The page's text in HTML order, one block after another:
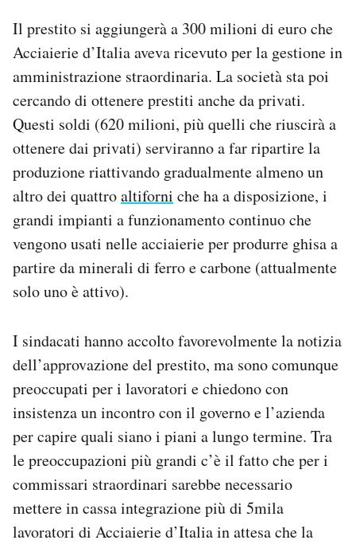
Il prestito si aggiungerà a 300 milioni di euro che
Acciaierie d’Italia aveva ricevuto per la gestione in
amministrazione straordinaria. La società sta poi
cercando di ottenere prestiti anche da privati.
Questi soldi (620 milioni, più quelli che riuscirà a
ottenere dai privati) serviranno a far ripartire la
produzione riattivando gradualmente almeno un
altro dei quattroaltiforni che ha a disposizione, i
grandi impianti a funzionamento continuo che
vengono usati nelle acciaierie per produrre ghisa a
partire da minerali di ferro e carbone (attualmente
solo uno è attivo).
I sindacati hanno accolto favorevolmente la notizia
dell’approvazione del prestito, ma sono comunque
preoccupati per i lavoratori e chiedono con
insistenza un incontro con il governo e l’azienda
per capire quali siano i piani a lungo termine. Tra
le preoccupazioni più grandi c’è il fatto che per i
commissari straordinari sarebbe necessario
mettere in cassa integrazione più di 5mila
lavoratori di Acciaierie d’Italia in attesa che la